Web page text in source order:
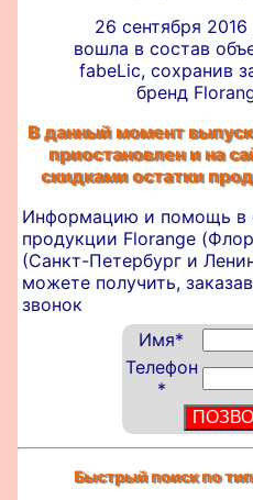
26 сентября
вошла в состав
fabeLic, сохранив
бренд
В данный момент
приостановлен и на
скидками остатки
Информацию и помощь в
продукции Florange
(Санкт-Петербург и
можете получить,
звонок
Имя*
Телефон
*
Быстрый поиск по